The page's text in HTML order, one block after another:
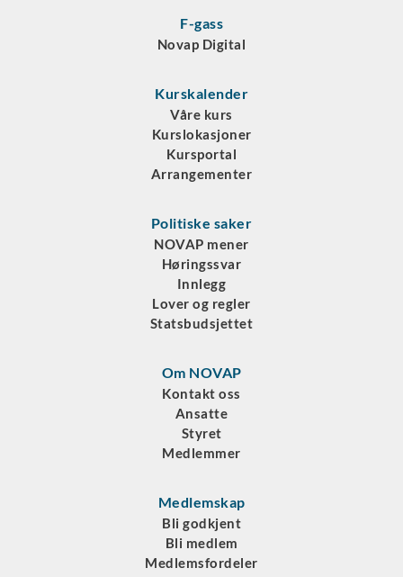
F-gass
Novap Digital
Kurskalender
Våre kurs
Kurslokasjoner
Kursportal
Arrangementer
Politiske saker
NOVAP mener
Høringssvar
Innlegg
Lover og regler
Statsbudsjettet
Om NOVAP
Kontakt oss
Ansatte
Styret
Medlemmer
Medlemskap
Bli godkjent
Bli medlem
Medlemsfordeler